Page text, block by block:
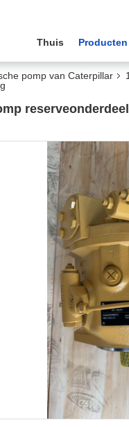
Thuis Producten
pomp van Caterpillar